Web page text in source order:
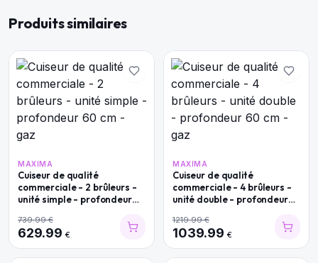
Produits similaires
MAXIMA
Cuiseur de qualité
commerciale - 2 brûleurs -
unité simple - profondeur
739.99€
629.99 €
MAXIMA
Cuiseur de qualité
commerciale - 4 brûleurs -
unité double - profondeur
1219.99€
1039.99 €